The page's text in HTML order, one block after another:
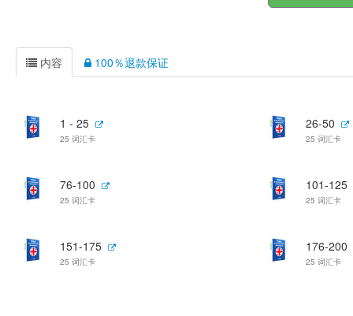
内容 100％退款保证
1 - 25
25 词汇卡
26-50
25 词汇卡
76-100
25 词汇卡
101-125
25 词汇卡
151-175
25 词汇卡
176-200
25 词汇卡